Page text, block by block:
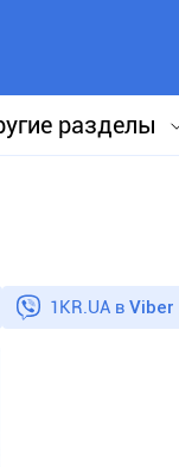
разделы
1KR.UA в Viber